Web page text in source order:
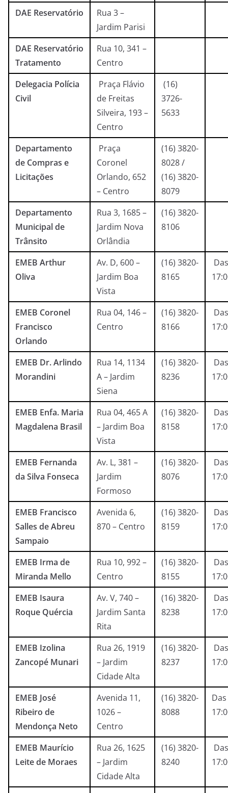
DAE Reservatório
Rua 3 –
Jardim Parisi
DAE Reservatório
Tratamento
Rua 10, 341 –
Centro
Delegacia Polícia
Civil
Praça Flávio
de Freitas
Silveira, 193 –
Centro
(16)
3726-
5633
Departamento
de Compras e
Licitações
Praça
Coronel
Orlando, 652
– Centro
(16) 3820-
8028 /
(16) 3820-
8079
Departamento
Municipal de
Trânsito
Rua 3, 1685 –
Jardim Nova
Orlândia
(16) 3820-
8106
EMEB Arthur
Oliva
Av. D, 600 –
Jardim Boa
Vista
(16) 3820-
8165
EMEB Coronel
Francisco
Orlando
Rua 04, 146 –
Centro
(16) 3820-
8166
EMEB Dr. Arlindo
Morandini
Rua 14, 1134
A – Jardim
Siena
(16) 3820-
8236
EMEB Enfa. Maria
Magdalena Brasil
Rua 04, 465 A
– Jardim Boa
Vista
(16) 3820-
8158
EMEB Fernanda
da Silva Fonseca
Av. L, 381 –
Jardim
Formoso
(16) 3820-
8076
EMEB Francisco
Salles de Abreu
Sampaio
Avenida 6,
870 – Centro
(16) 3820-
8159
EMEB Irma de
Miranda Mello
Rua 10, 992 –
Centro
(16) 3820-
8155
EMEB Isaura
Roque Quércia
Av. V, 740 –
Jardim Santa
Rita
(16) 3820-
8238
EMEB Izolina
Zancopé Munari
Rua 26, 1919
– Jardim
Cidade Alta
(16) 3820-
8237
EMEB José
Ribeiro de
Mendonça Neto
Avenida 11,
1026 –
Centro
(16) 3820-
8088
EMEB Maurício
Leite de Moraes
Rua 26, 1625
– Jardim
Cidade Alta
(16) 3820-
8240